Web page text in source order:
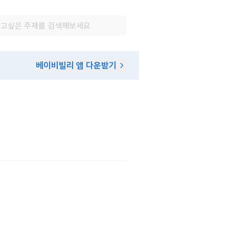
베이비빌리 앱 다운받기